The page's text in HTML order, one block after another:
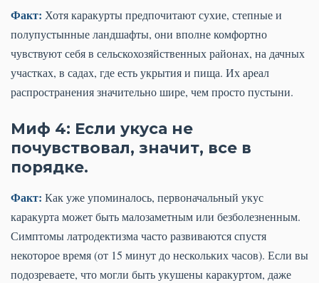
Факт: Хотя каракурты предпочитают сухие, степные и
полупустынные ландшафты, они вполне комфортно
чувствуют себя в сельскохозяйственных районах, на дачных
участках, в садах, где есть укрытия и пища. Их ареал
распространения значительно шире, чем просто пустыни.
Миф 4: Если укуса не
почувствовал, значит, все в
порядке.
Факт: Как уже упоминалось, первоначальный укус
каракурта может быть малозаметным или безболезненным.
Симптомы латродектизма часто развиваются спустя
некоторое время (от 15 минут до нескольких часов). Если вы
подозреваете, что могли быть укушены каракуртом, даже